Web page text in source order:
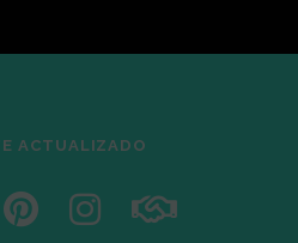
ACTUALIZADO